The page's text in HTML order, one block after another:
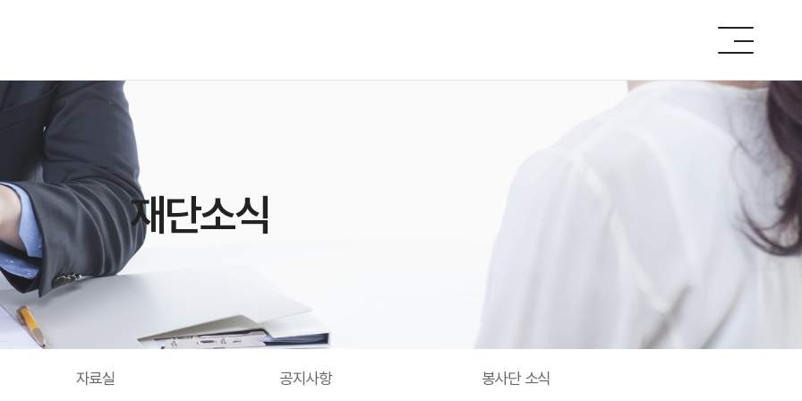
재단소식
자료실 공지사항 봉사단 소식